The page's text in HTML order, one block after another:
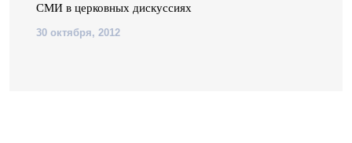
СМИ в церковных дискуссиях
30 октября, 2012